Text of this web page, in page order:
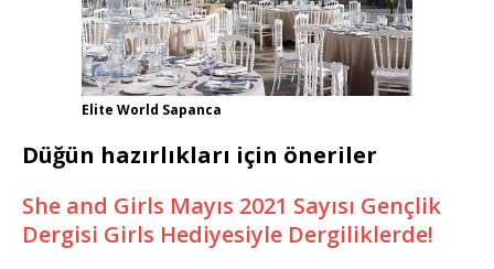
Elite World Sapanca
Düğün hazırlıkları için öneriler
She and Girls Mayıs 2021 Sayısı Gençlik
Dergisi Girls Hediyesiyle Dergiliklerde!